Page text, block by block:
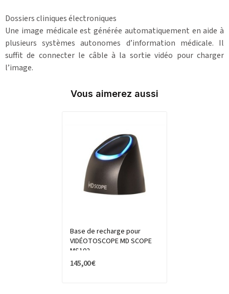
Dossiers cliniques électroniques
Une image médicale est générée automatiquement en aide à
plusieurs systèmes autonomes d’information médicale. Il
suffit de connecter le câble à la sortie vidéo pour charger
l’image.
Vous aimerez aussi
Base de recharge pour
VIDÉOTOSCOPE MD SCOPE
MS102
145,00 €